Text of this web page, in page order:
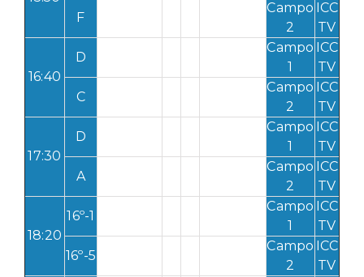
F
Campo
2
ICC
TV
16:40
D
Campo
1
ICC
TV
C
Campo
2
ICC
TV
17:30
D
Campo
1
ICC
TV
A
Campo
2
ICC
TV
18:20
16º-1
Campo
1
ICC
TV
16º-5
Campo
2
ICC
TV